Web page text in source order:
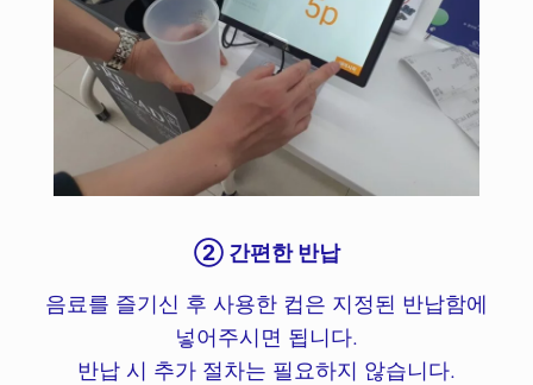
② 간편한 반납
음료를 즐기신 후 사용한 컵은 지정된 반납함에
넣어주시면 됩니다.
반납 시 추가 절차는 필요하지 않습니다.